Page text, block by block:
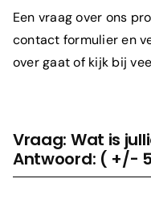
Een vraag over ons
contact formulier en
over gaat of kijk bij
Vraag: Wat is
Antwoord: ( +/-